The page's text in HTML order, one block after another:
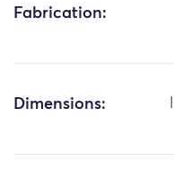
Fabrication:
Dimensions: